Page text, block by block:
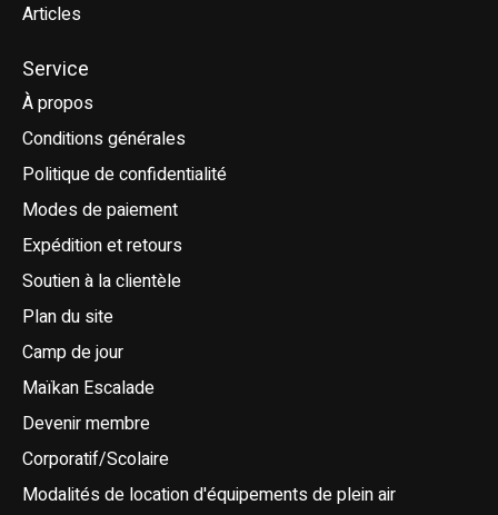
Articles
Service
À propos
Conditions générales
Politique de confidentialité
Modes de paiement
Expédition et retours
Soutien à la clientèle
Plan du site
Camp de jour
Maïkan Escalade
Devenir membre
Corporatif/Scolaire
Modalités de location d'équipements de plein air